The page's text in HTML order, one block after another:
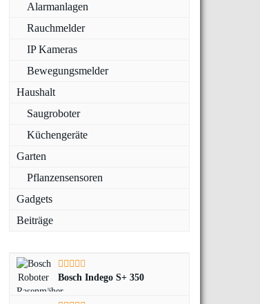
Alarmanlagen
Rauchmelder
IP Kameras
Bewegungsmelder
Haushalt
Saugroboter
Küchengeräte
Garten
Pflanzensensoren
Gadgets
Beiträge
Bosch Indego S+ 350